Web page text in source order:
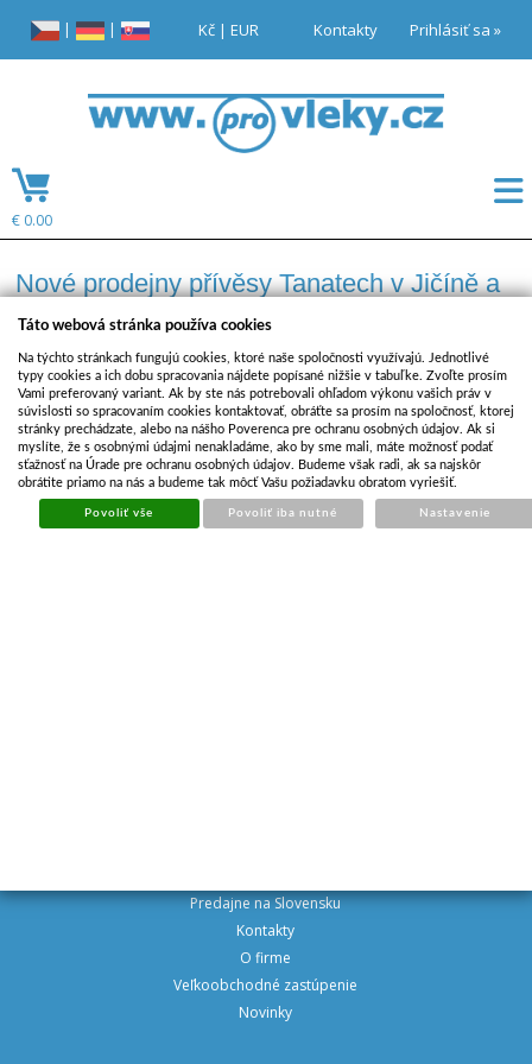
Nové prodejny přívěsy Tanatech v Jičíně a
v Říčanech u Prahy
Vážení zákazníci,
od 2.10. nás najdete nově v Jičíně na ulici Hradecká.
od 1.11. otevíráme prodejnu v Říčanech u Prahy.
V obou prodejnách naleznetecelý sortiment přívěsů vč.
valníků, sklápěčů, skříní,autopřepravníků, aj.
Prihlásiť sa »
Kontakty
Kč| EUR
| |
€ 0.00
Predajne na Slovensku
Kontakty
O firme
Veľkoobchodné zastúpenie
Novinky
Táto webová stránka používa cookies
Na týchto stránkach fungujú cookies, ktoré naše spoločnosti využívajú. Jednotlivé
typy cookies a ich dobu spracovania nájdete popísané nižšie v tabuľke. Zvoľte prosím
Vami preferovaný variant. Ak by ste nás potrebovali ohľadom výkonu vašich práv v
súvislosti so spracovaním cookies kontaktovať, obráťte sa prosím na spoločnosť, ktorej
stránky prechádzate, alebo na nášho Poverenca pre ochranu osobných údajov. Ak si
myslíte, že s osobnými údajmi nenakladáme, ako by sme mali, máte možnosť podať
sťažnosť na Úrade pre ochranu osobných údajov. Budeme však radi, ak sa najskôr
obrátite priamo na nás a budeme tak môcť Vašu požiadavku obratom vyriešiť.
Povoliť vše Povoliť iba nutné Nastavenie